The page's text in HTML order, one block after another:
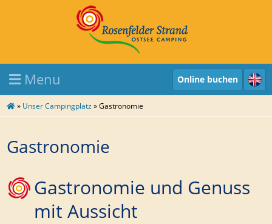
Menu Online buchen
» Unser Campingplatz»Gastronomie
Gastronomie
Gastronomie und Genuss
mit Aussicht